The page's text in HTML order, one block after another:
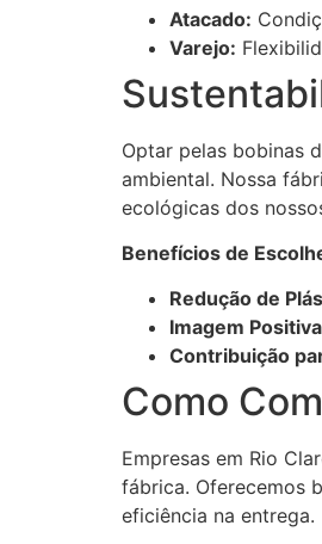
Atacado:
Varejo:
Optar pelas bobinas
ambiental. Nossa
ecológicas dos
Benefícios de
Redução de
Imagem
Contribuição
Como
Empresas em Rio
fábrica. Oferecemos
eficiência na entrega.